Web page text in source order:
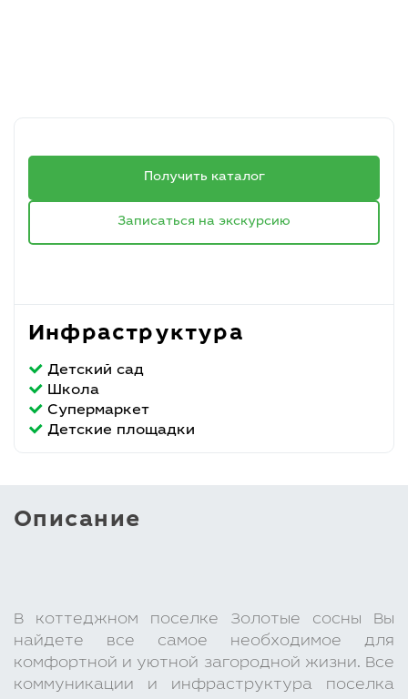
Получить каталог
Записаться на экскурсию
Инфраструктура
Детский сад
Школа
Супермаркет
Детские площадки
Описание
В коттеджном поселке Золотые сосны Вы
найдете все самое необходимое для
комфортной и уютной загородной жизни. Все
коммуникации и инфраструктура поселка